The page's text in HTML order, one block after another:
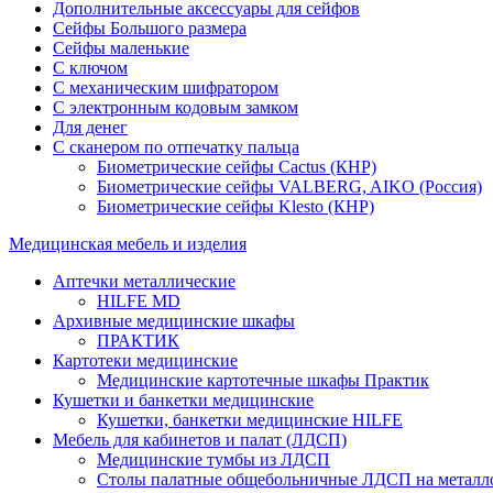
Дополнительные аксессуары для сейфов
Сейфы Большого размера
Сейфы маленькие
С ключом
С механическим шифратором
С электронным кодовым замком
Для денег
С сканером по отпечатку пальца
Биометрические сейфы Cactus (КНР)
Биометрические сейфы VALBERG, AIKO (Россия)
Биометрические сейфы Klesto (КНР)
Медицинская мебель и изделия
Аптечки металлические
HILFE MD
Архивные медицинские шкафы
ПРАКТИК
Картотеки медицинские
Медицинские картотечные шкафы Практик
Кушетки и банкетки медицинские
Кушетки, банкетки медицинские HILFE
Мебель для кабинетов и палат (ЛДСП)
Медицинские тумбы из ЛДСП
Столы палатные общебольничные ЛДСП на